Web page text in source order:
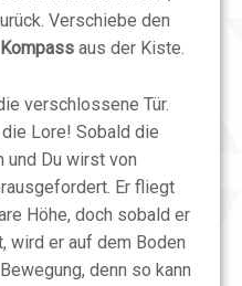
Verschiebe den
Kompass aus der Kiste.
verschlossene Tür.
Lore! Sobald die
und Du wirst von
Er fliegt
Höhe, doch sobald er
wird er auf dem Boden
denn so kann